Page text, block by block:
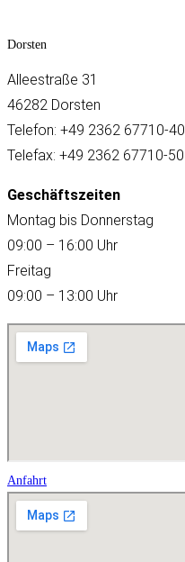
Dorsten
Alleestraße 31
46282 Dorsten
Telefon: +49 2362 67710-40
Telefax: +49 2362 67710-50
Geschäftszeiten
Montag bis Donnerstag
09:00 – 16:00 Uhr
Freitag
09:00 – 13:00 Uhr
Anfahrt